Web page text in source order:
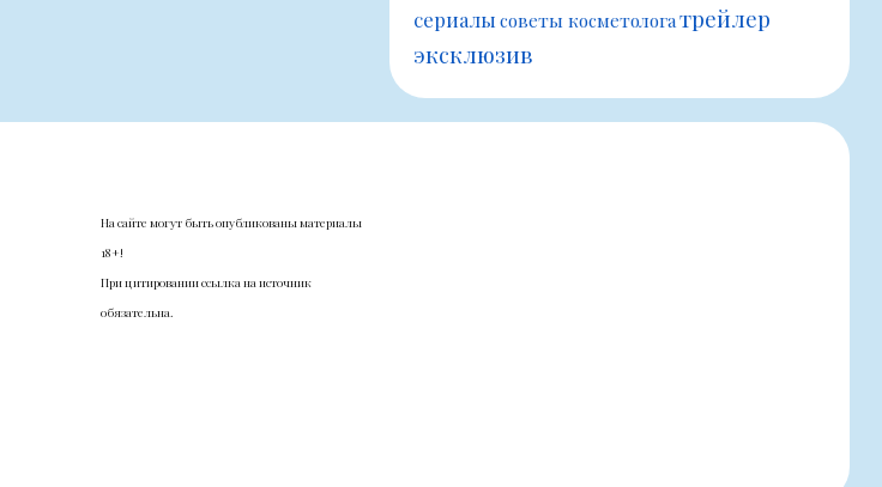
сериалы советы косметологатрейлер
эксклюзив
На сайте могут быть опубликованы материалы
18+!
При цитировании ссылка на источник
обязательна.